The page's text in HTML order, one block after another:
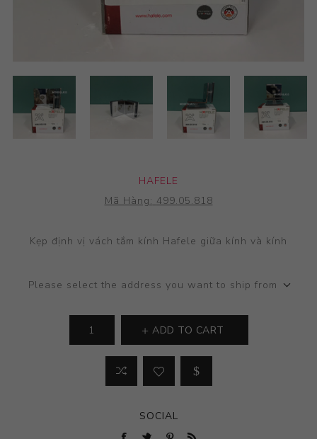
HAFELE
Mã Hàng: 499.05.818
Kẹp định vị vách tắm kính Hafele giữa kính và kính
Please select the address you want to ship from
ADD TO CART
SOCIAL